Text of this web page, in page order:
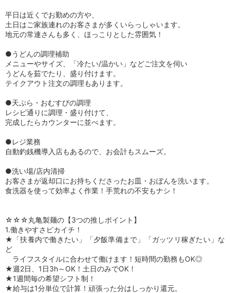
平日は近くでお勤めの方や、
土日はご家族連れのお客さまが多くいらっしゃいます。
地元の常連さんも多く、ほっこりとした雰囲気！
●うどんの調理補助
メニューやサイズ、「冷たい/温かい」などご注文を伺い
うどんを茹でたり、盛り付けます。
テイクアウト注文の調理もあります。
●天ぷら・おむすびの調理
レシピ通りに調理・盛り付けて、
完成したらカウンターに並べます。
●レジ業務
自動釣銭機導入店もあるので、お会計もスムーズ。
●洗い場/店内清掃
お客さまが返却口にお持ちくださったお皿・おぼんを洗います。
食洗器を使って効率よく作業！手荒れの不安もナシ！
☆☆☆丸亀製麺の【3つの推しポイント】
1.働きやすさピカイチ！
★「扶養内で働きたい」「夕飯準備まで」「ガッツリ稼ぎたい」な
ど
ライフスタイルに合わせて働けます！短時間の勤務もOK◎
★週2日、1日3h～OK！土日のみでOK！
★1週間毎の希望シフト制！
★給与は1分単位で計算！頑張った分はしっかり還元。